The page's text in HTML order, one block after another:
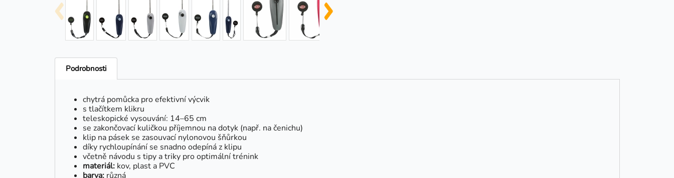
Podrobnosti
chytrá pomůcka pro efektivní výcvik
s tlačítkem klikru
teleskopické vysouvání: 14–65 cm
se zakončovací kuličkou příjemnou na dotyk (např. na čenichu)
klip na pásek se zasouvací nylonovou šňůrkou
díky rychloupínání se snadno odepíná z klipu
včetně návodu s tipy a triky pro optimální trénink
materiál:kov, plast a PVC
barva:různá